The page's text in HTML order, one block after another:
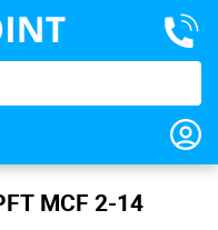
MCF 2-14